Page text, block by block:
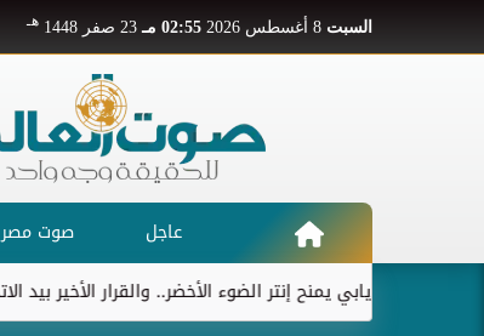
السبت 02:55 مـ 23 صفر 1448 هـ
عاجل صوت مصر
ديابي يمنح إنتر الضوء الأخضر.. والقرار الأخير بيد الاتحاد